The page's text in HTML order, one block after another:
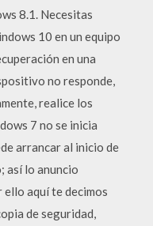
8.1. Necesitas
10 en un equipo
en una
no responde,
realice los
7 no se inicia
arrancar al inicio de
así lo anuncio
aquí te decimos
de seguridad,